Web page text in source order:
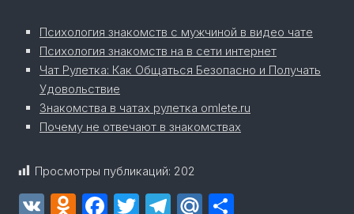
Психология знакомств с мужчиной в видео чате
Психология знакомств на в сети интернет
Чат Рулетка: Как Общаться Безопасно и Получать
Удовольствие
Знакомства в чатах рулетка omlete.ru
Почему не отвечают в знакомствах
Просмотры публикаций: 202
VK Odnoklassniki
Facebook
Twitter
Telegram
Mail.Ru